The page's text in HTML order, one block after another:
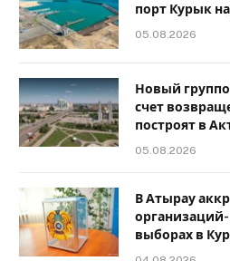
порт Курык
05.08.2026
Новый
счет
построят в
05.08.2026
В Атырау
выборах в